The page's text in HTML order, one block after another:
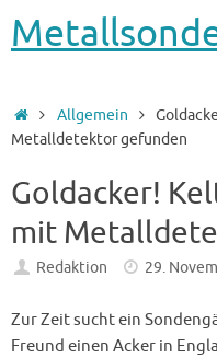
Startseite
Allgemein
Metalldetektor gefunden
Goldacker!
mit
Redaktion 29.
Zur Zeit sucht ein
Freund einen Acker in